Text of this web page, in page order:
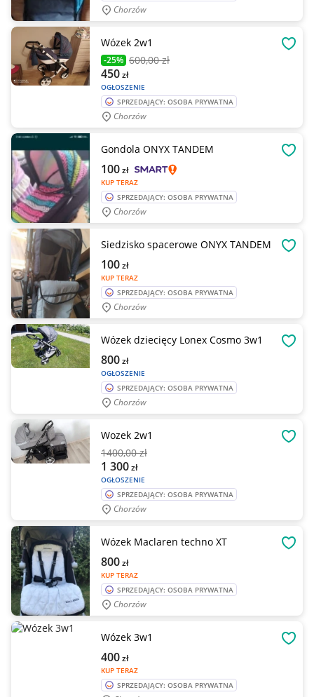
Chorzów
Wózek 2w1
-25% 600,00 zł
OGŁOSZENIE
450zł
SPRZEDAJĄCY: OSOBA PRYWATNA
Chorzów
Gondola ONYX TANDEM
KUP TERAZ
100zł
SPRZEDAJĄCY: OSOBA PRYWATNA
Chorzów
Siedzisko spacerowe ONYX TANDEM
KUP TERAZ
100zł
SPRZEDAJĄCY: OSOBA PRYWATNA
Chorzów
Wózek dziecięcy Lonex Cosmo 3w1
OGŁOSZENIE
800zł
SPRZEDAJĄCY: OSOBA PRYWATNA
Chorzów
Wozek 2w1
1400,00 zł
OGŁOSZENIE
1 300zł
SPRZEDAJĄCY: OSOBA PRYWATNA
Chorzów
Wózek Maclaren techno XT
KUP TERAZ
800zł
SPRZEDAJĄCY: OSOBA PRYWATNA
Chorzów
Wózek 3w1
KUP TERAZ
400zł
SPRZEDAJĄCY: OSOBA PRYWATNA